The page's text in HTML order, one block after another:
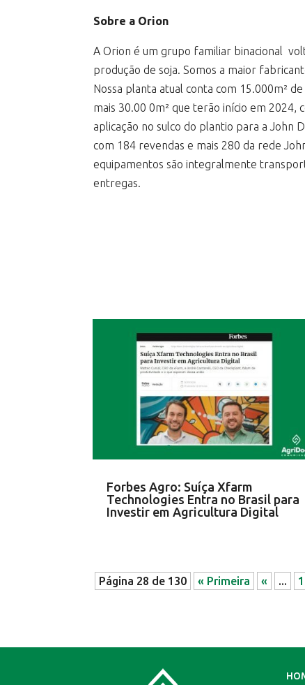
Sobre a Orion
A Orion é um grupo familiar binacional
produção de soja. Somos a maior
Nossa planta atual conta com 15.000m²
mais 30.00 0m² que terão início em
aplicação no sulco do plantio para a John
com 184 revendas e mais 280 da rede
equipamentos são integralmente
entregas.
Forbes Agro: Suíça Xfarm
Technologies Entra no Brasil para
Investir em Agricultura Digital
Página 28 de 130 « Primeira « ...